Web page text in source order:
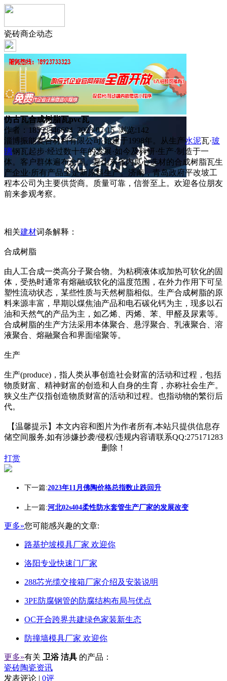
瓷砖商企动态
仿古瓦合成树脂瓦pvc瓦
作者：18553346694 2023-07-15 浏览:142
淄博振能复合材料有限公司·始建于1998年。从生产水泥瓦·玻
璃钢瓦起步·经过数十年的发展·如今及科研·生产·制造于一
体。客户群体遍布全国。是山东省内良心选材的合成树脂瓦生
产企业·所有产品全是新原料生产。济南，青岛政府平改坡工
程本公司为主要供货商。质量可靠，信誉至上。欢迎各位朋友
前来参观考察。
相关建材词条解释：
合成树脂
由人工合成一类高分子聚合物。为粘稠液体或加热可软化的固
体，受热时通常有熔融或软化的温度范围，在外力作用下可呈
塑性流动状态，某些性质与天然树脂相似。生产合成树脂的原
料来源丰富，早期以煤焦油产品和电石碳化钙为主，现多以石
油和天然气的产品为主，如乙烯、丙烯、苯、甲醛及尿素等。
合成树脂的生产方法采用本体聚合、悬浮聚合、乳液聚合、溶
液聚合、熔融聚合和界面缩聚等。
生产
生产(produce)，指人类从事创造社会财富的活动和过程，包括
物质财富、精神财富的创造和人自身的生育，亦称社会生产。
狭义生产仅指创造物质财富的活动和过程。也指动物的繁衍后
代。
【温馨提示】本文内容和图片为作者所有,本站只提供信息存
储空间服务,如有涉嫌抄袭/侵权/违规内容请联系QQ:275171283
删除！
打赏
下一篇:2023年11月佛陶价格总指数止跌回升
上一篇:河北02s404柔性防水套管生产厂家的发展改变
更多»您可能感兴趣的文章:
路基护坡模具厂家 欢迎你
洛阳专业快速门厂家
288芯光缆交接箱厂家介绍及安装说明
3PE防腐钢管的防腐结构布局与优点
OC开合跨界共建绿色家装新生态
防撞墙模具厂家 欢迎你
更多»有关 卫浴 洁具 的产品：
瓷砖陶瓷资讯
发表评论 | 0评